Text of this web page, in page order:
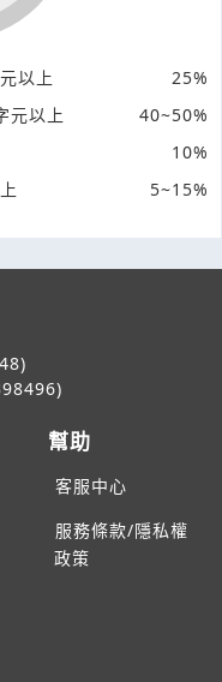
以上
25%
元以上
40~50%
10%
5~15%
幫助
客服中心
服務條款/隱私權
政策